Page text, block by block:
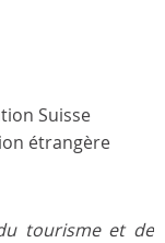
Suisse
étrangère
tourisme et de